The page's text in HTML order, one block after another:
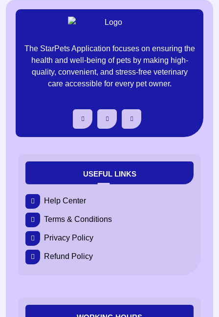
The StarPets Application focuses on ensuring the
health and well-being of pets by making high-
quality, convenient, and stress-free veterinary
care accessible for every pet owner.
USEFUL LINKS
Help Center
Terms & Conditions
Privacy Policy
Refund Policy